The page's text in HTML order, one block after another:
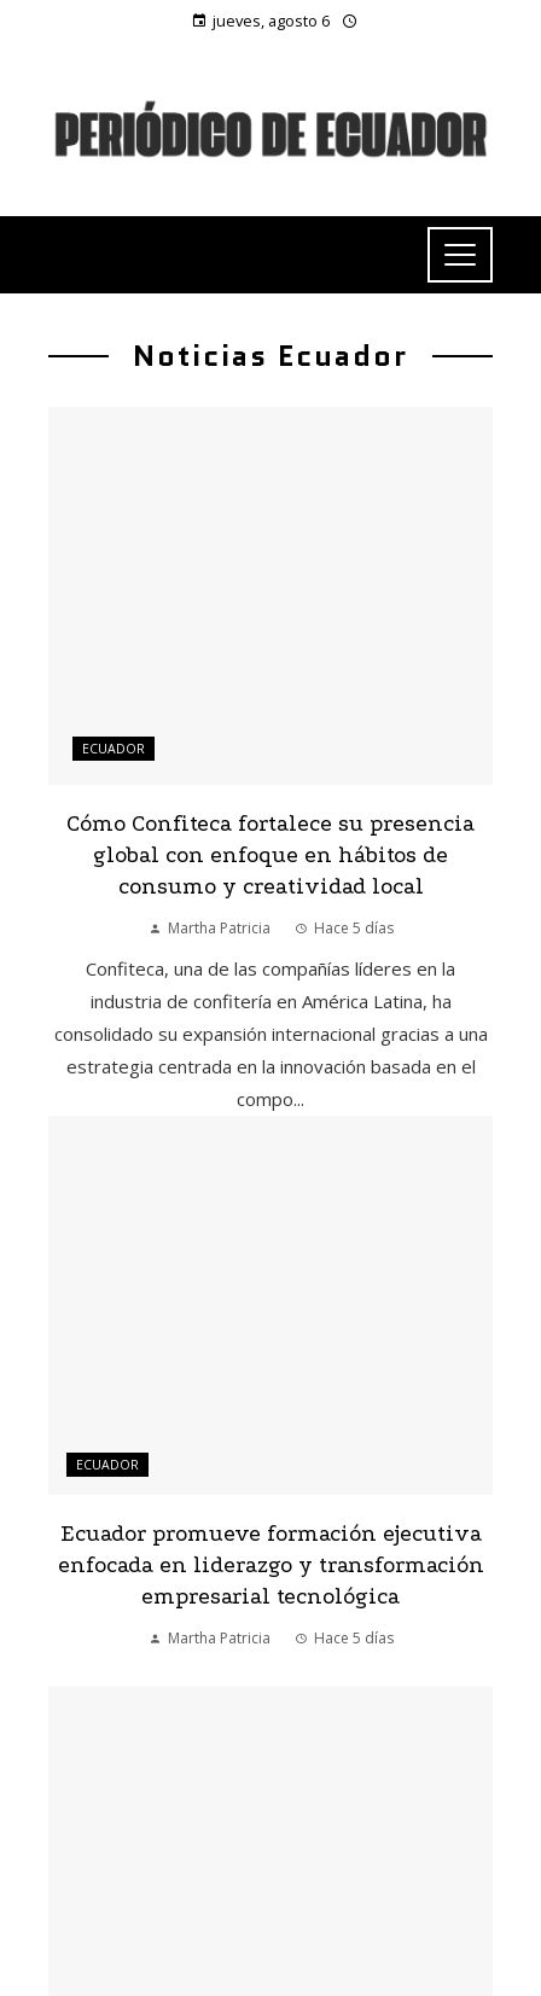
jueves, agosto 6
Noticias Ecuador
ECUADOR
Cómo Confiteca fortalece su presencia
global con enfoque en hábitos de
consumo y creatividad local
Martha Patricia Hace 5 días
Confiteca, una de las compañías líderes en la
industria de confitería en América Latina, ha
consolidado su expansión internacional gracias a una
estrategia centrada en la innovación basada en el
compo...
ECUADOR
Ecuador promueve formación ejecutiva
enfocada en liderazgo y transformación
empresarial tecnológica
Martha Patricia Hace 5 días